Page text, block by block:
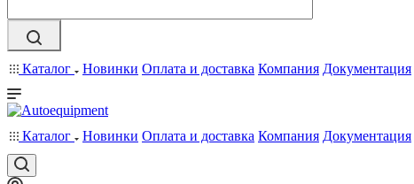
Каталог Новинки Оплата и доставка Компания Документация
Каталог Новинки Оплата и доставка Компания Документация